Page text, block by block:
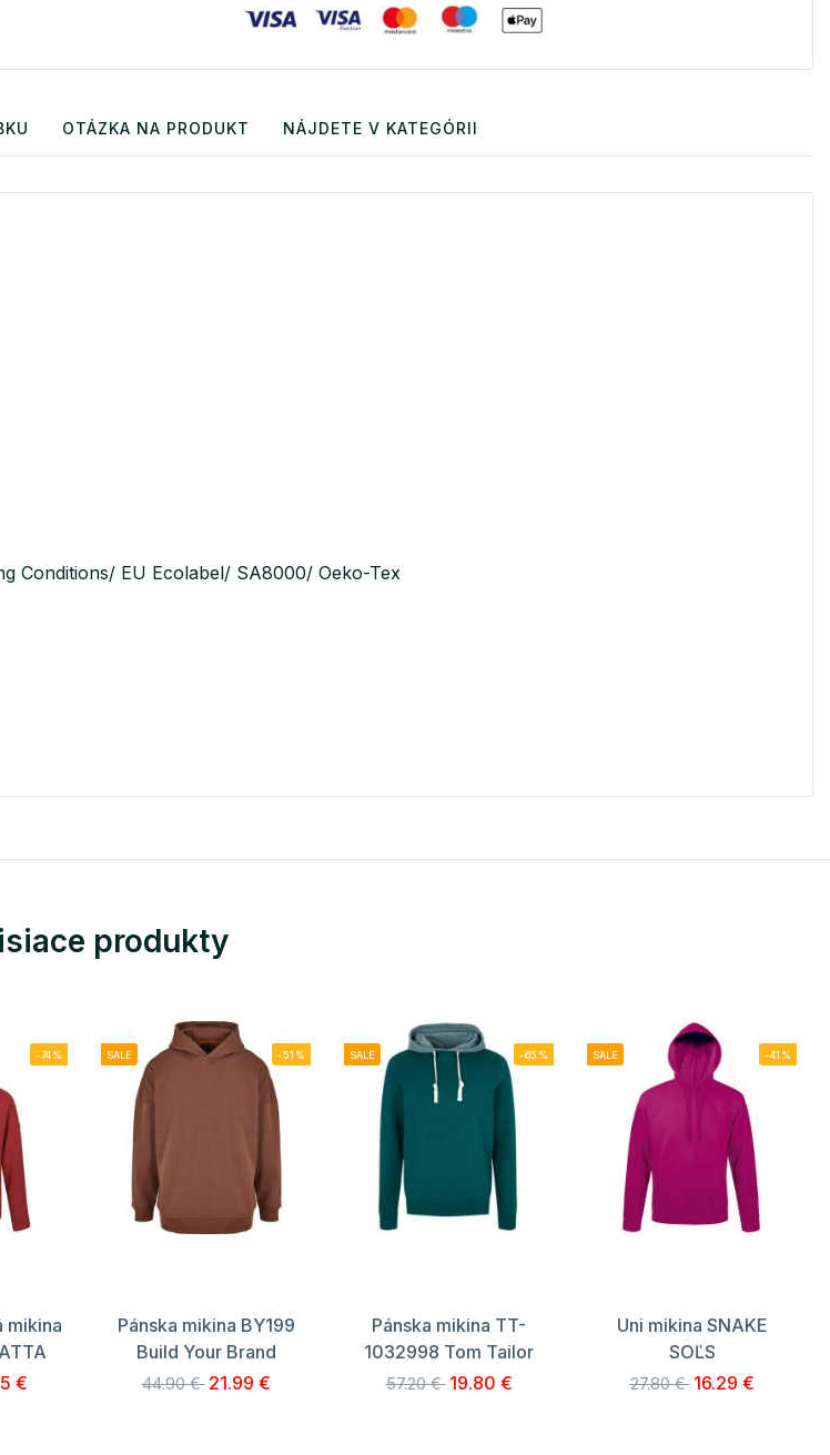
OTÁZKA NA PRODUKT NÁJDETE V KATEGÓRII
Conditions/ EU Ecolabel/ SA8000/ Oeko-Tex
produkty
-74%
mikina
€
SALE -51%
Pánska mikina BY199
Build Your Brand
44.90 € 21.99 €
SALE -65%
Pánska mikina TT-
1032998 Tom Tailor
57.20 € 19.80 €
SALE -41%
Uni mikina SNAKE
SOĽS
27.80 € 16.29 €